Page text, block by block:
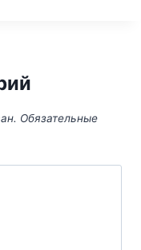
Обязательные